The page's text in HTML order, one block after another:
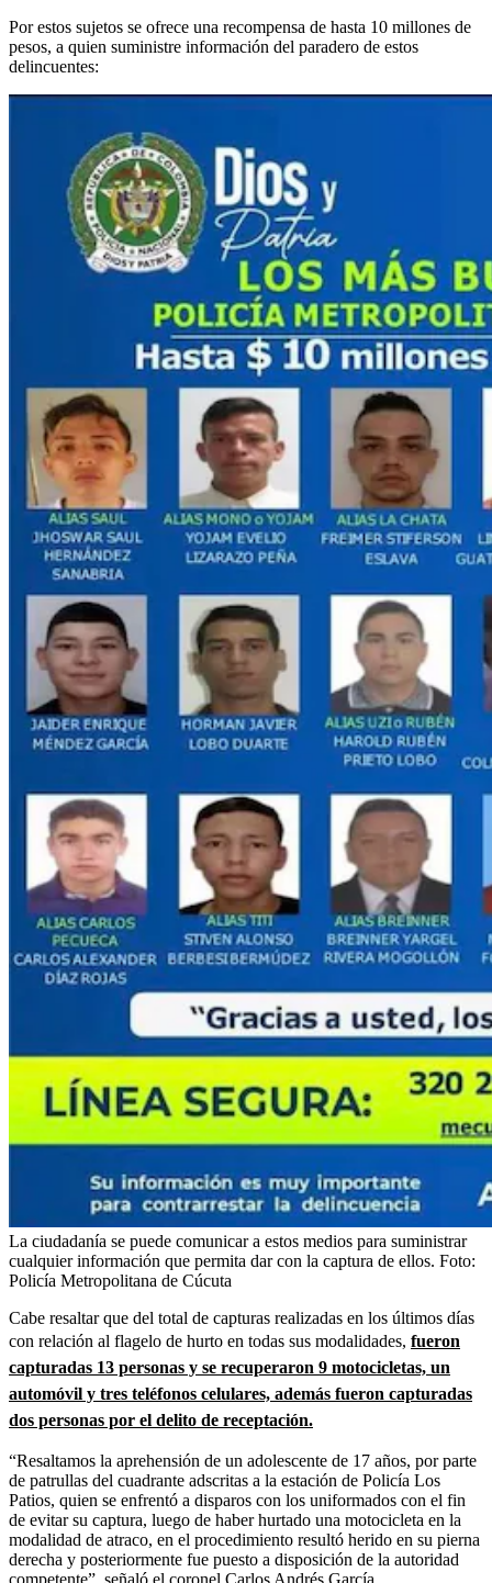
Por estos sujetos se ofrece una recompensa de hasta 10 millones de
pesos, a quien suministre información del paradero de estos
delincuentes:
La ciudadanía se puede comunicar a estos medios para suministrar
cualquier información que permita dar con la captura de ellos. Foto:
Policía Metropolitana de Cúcuta
Cabe resaltar que del total de capturas realizadas en los últimos días
con relación al flagelo de hurto en todas sus modalidades, fueron
capturadas 13 personas y se recuperaron 9 motocicletas, un
automóvil y tres teléfonos celulares, además fueron capturadas
dos personas por el delito de receptación.
“Resaltamos la aprehensión de un adolescente de 17 años, por parte
de patrullas del cuadrante adscritas a la estación de Policía Los
Patios, quien se enfrentó a disparos con los uniformados con el fin
de evitar su captura, luego de haber hurtado una motocicleta en la
modalidad de atraco, en el procedimiento resultó herido en su pierna
derecha y posteriormente fue puesto a disposición de la autoridad
competente”, señaló el coronel Carlos Andrés García,